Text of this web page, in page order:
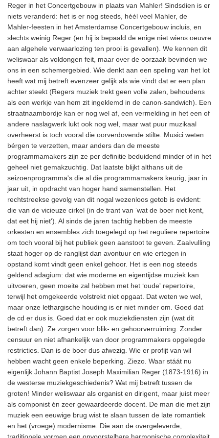
Reger in het Concertgebouw in plaats van Mahler! Sindsdien is er
niets veranderd: het is er nog steeds, héél veel Mahler, de
Mahler-feesten in het Amsterdamse Concertgebouw incluis, en
slechts weinig Reger (en hij is bepaald de enige niet wiens oeuvre
aan algehele verwaarlozing ten prooi is gevallen). We kennen dit
weliswaar als voldongen feit, maar over de oorzaak bevinden we
ons in een schemergebied. Wie denkt aan een speling van het lot
heeft wat mij betreft evenzeer gelijk als wie vindt dat er een plan
achter steekt (Regers muziek trekt geen volle zalen, behoudens
als een werkje van hem zit ingeklemd in de canon-sandwich). Een
straatnaambordje kan er nog wel af, een vermelding in het een of
andere naslagwerk lukt ook nog wel, maar wat puur muzikaal
overheerst is toch vooral die oorverdovende stilte. Musici weten
bérgen te verzetten, maar anders dan de meeste
programmamakers zijn ze per definitie beduidend minder of in het
geheel niet gemakzuchtig. Dat laatste blijkt althans uit de
seizoenprogramma's die al die programmamakers keurig, jaar in
jaar uit, in opdracht van hoger hand samenstellen. Het
rechtstreekse gevolg van dit nogal wezenloos getob is evident:
die van de vicieuze cirkel (in de trant van ‘wat de boer niet kent,
dat eet hij niet'). Al sinds de jaren tachtig hebben de meeste
orkesten en ensembles zich toegelegd op het reguliere repertoire
om toch vooral bij het publiek geen aanstoot te geven. Zaalvulling
staat hoger op de ranglijst dan avontuur en wie ertegen in
opstand komt vindt geen enkel gehoor. Het is een nog steeds
geldend adagium: dat wie moderne en eigentijdse muziek kan
uitvoeren, geen moeite zal hebben met het ‘oude' repertoire,
terwijl het omgekeerde volstrekt niet opgaat. Dat weten we wel,
maar onze lethargische houding is er niet minder om. Goed dat
de cd er dus is. Goed dat er ook muziekdiensten zijn (wat dit
betreft dan). Ze zorgen voor blik- en gehoorverruiming. Zonder
censuur en niet afhankelijk van door programmakers opgelegde
restricties. Dan is de boer dus afwezig. Wie er profijt van wil
hebben wacht geen enkele beperking. Ziezo. Waar stáát nu
eigenlijk Johann Baptist Joseph Maximilian Reger (1873-1916) in
de westerse muziekgeschiedenis? Wat mij betreft tussen de
groten! Minder weliswaar als organist en dirigent, maar juist meer
als componist én zeer gewaardeerde docent. De man die met zijn
muziek een eeuwige brug wist te slaan tussen de late romantiek
en het (vroege) modernisme. Die aan de overgeleverde,
traditionele vormen een onvoorstelbare harmonische complexiteit